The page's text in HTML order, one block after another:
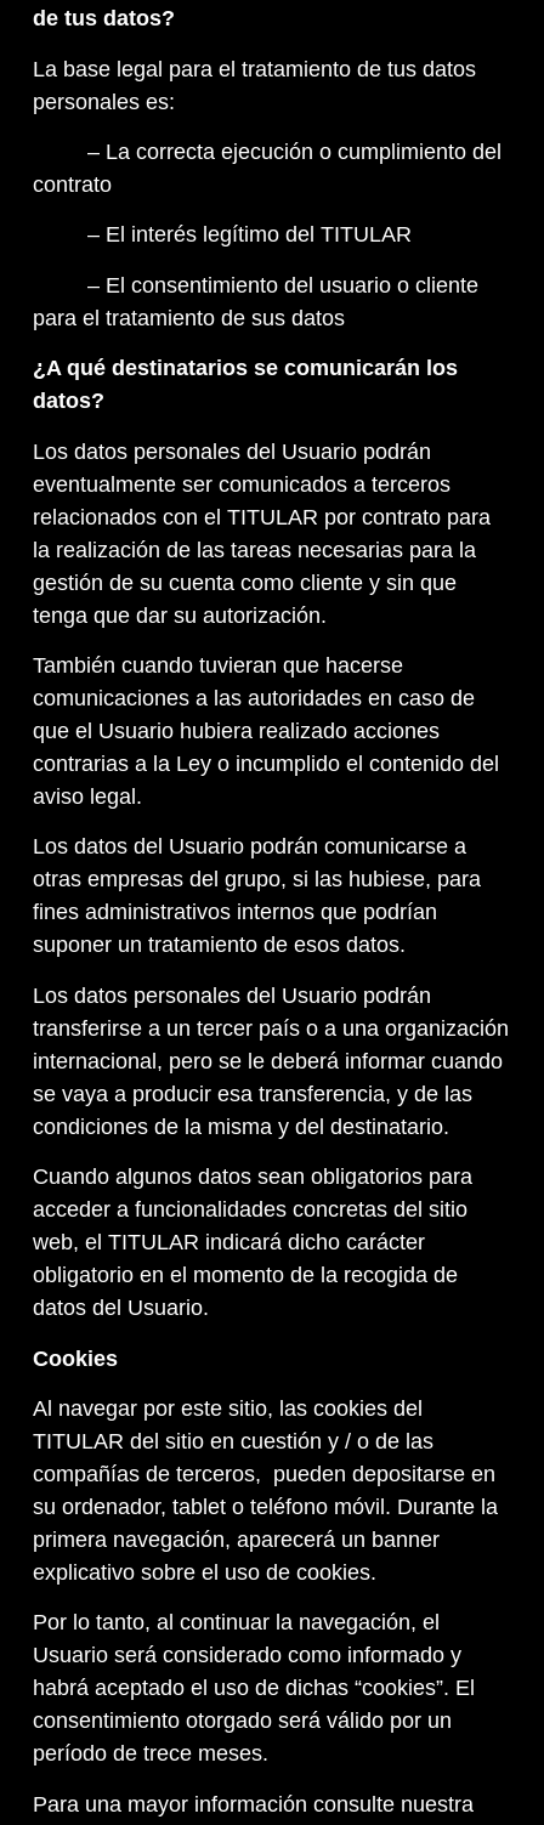
de tus datos?
La base legal para el tratamiento de tus datos
personales es:
– La correcta ejecución o cumplimiento del
contrato
– El interés legítimo del TITULAR
– El consentimiento del usuario o cliente
para el tratamiento de sus datos
¿A qué destinatarios se comunicarán los
datos?
Los datos personales del Usuario podrán
eventualmente ser comunicados a terceros
relacionados con el TITULAR por contrato para
la realización de las tareas necesarias para la
gestión de su cuenta como cliente y sin que
tenga que dar su autorización.
También cuando tuvieran que hacerse
comunicaciones a las autoridades en caso de
que el Usuario hubiera realizado acciones
contrarias a la Ley o incumplido el contenido del
aviso legal.
Los datos del Usuario podrán comunicarse a
otras empresas del grupo, si las hubiese, para
fines administrativos internos que podrían
suponer un tratamiento de esos datos.
Los datos personales del Usuario podrán
transferirse a un tercer país o a una organización
internacional, pero se le deberá informar cuando
se vaya a producir esa transferencia, y de las
condiciones de la misma y del destinatario.
Cuando algunos datos sean obligatorios para
acceder a funcionalidades concretas del sitio
web, el TITULAR indicará dicho carácter
obligatorio en el momento de la recogida de
datos del Usuario.
Cookies
Al navegar por este sitio, las cookies del
TITULAR del sitio en cuestión y / o de las
compañías de terceros, pueden depositarse en
su ordenador, tablet o teléfono móvil. Durante la
primera navegación, aparecerá un banner
explicativo sobre el uso de cookies.
Por lo tanto, al continuar la navegación, el
Usuario será considerado como informado y
habrá aceptado el uso de dichas “cookies”. El
consentimiento otorgado será válido por un
período de trece meses.
Para una mayor información consulte nuestra